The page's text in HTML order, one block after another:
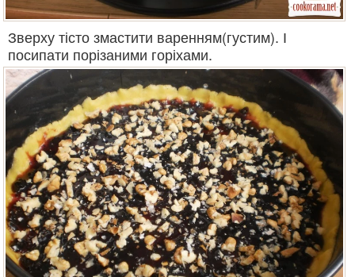
Зверху тісто змастити варенням(густим). І
посипати порізаними горіхами.